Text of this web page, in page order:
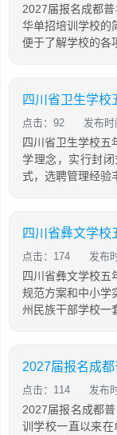
2027届报名成都
华单招培训学校的
便于了解学校的各
点击：92 发布时
四川省卫生学校五
学理念，实行封
式，选聘管理经验
四川省彝文学校
点击：174 发布
四川省彝文学校五
规范方案和中小学
州民族干部学校一
2027届报名成
点击：114 发布
2027届报名成都
训学校一直以来